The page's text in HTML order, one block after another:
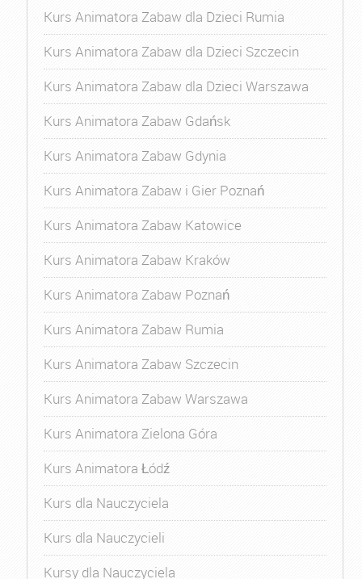
Kurs Animatora Zabaw dla Dzieci Rumia
Kurs Animatora Zabaw dla Dzieci Szczecin
Kurs Animatora Zabaw dla Dzieci Warszawa
Kurs Animatora Zabaw Gdańsk
Kurs Animatora Zabaw Gdynia
Kurs Animatora Zabaw i Gier Poznań
Kurs Animatora Zabaw Katowice
Kurs Animatora Zabaw Kraków
Kurs Animatora Zabaw Poznań
Kurs Animatora Zabaw Rumia
Kurs Animatora Zabaw Szczecin
Kurs Animatora Zabaw Warszawa
Kurs Animatora Zielona Góra
Kurs Animatora Łódź
Kurs dla Nauczyciela
Kurs dla Nauczycieli
Kursy dla Nauczyciela